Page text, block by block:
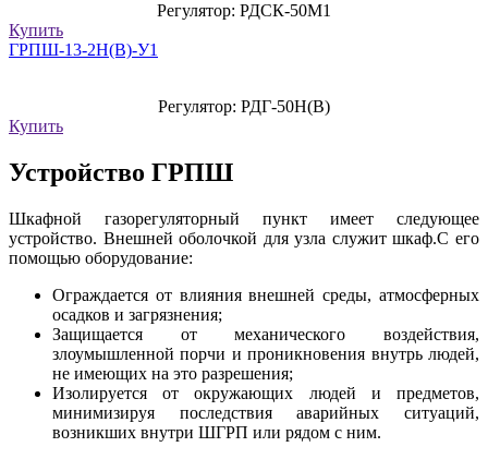
Регулятор: РДСК-50М1
Купить
ГРПШ-13-2Н(В)-У1
Регулятор: РДГ-50Н(В)
Купить
Устройство ГРПШ
Шкафной газорегуляторный пункт имеет следующее
устройство. Внешней оболочкой для узла служит шкаф.С его
помощью оборудование:
Ограждается от влияния внешней среды, атмосферных
осадков и загрязнения;
Защищается от механического воздействия,
злоумышленной порчи и проникновения внутрь людей,
не имеющих на это разрешения;
Изолируется от окружающих людей и предметов,
минимизируя последствия аварийных ситуаций,
возникших внутри ШГРП или рядом с ним.